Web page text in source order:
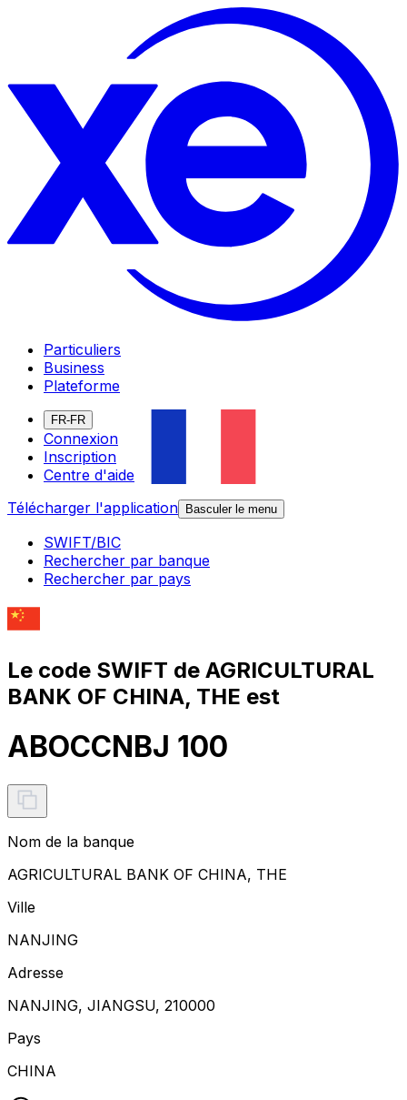
Particuliers
Business
Plateforme
FR-FR
Connexion
Inscription
Centre d'aide
Télécharger l'application
Basculer le menu
SWIFT/BIC
Rechercher par banque
Rechercher par pays
Le code SWIFT de AGRICULTURAL
BANK OF CHINA, THE est
ABOCCNBJ 100
Nom de la banque
AGRICULTURAL BANK OF CHINA, THE
Ville
NANJING
Adresse
NANJING, JIANGSU, 210000
Pays
CHINA